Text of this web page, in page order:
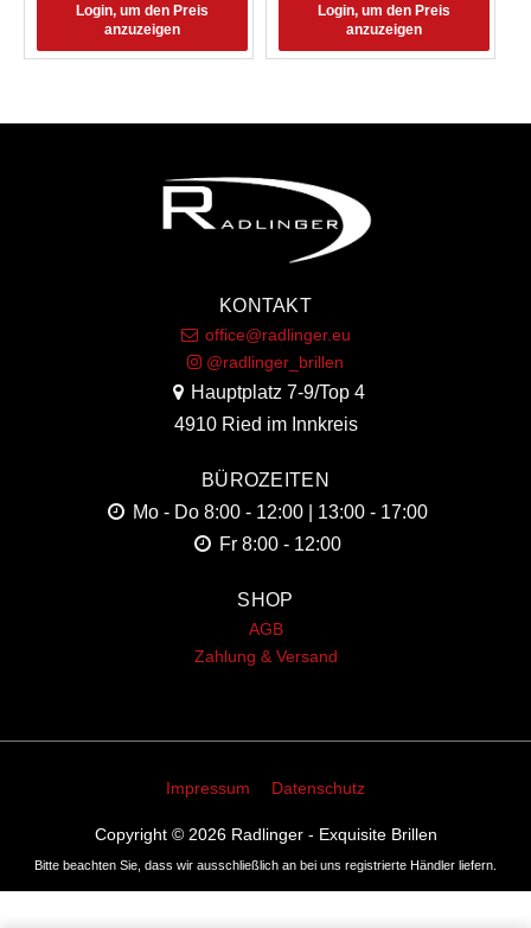
Login, um den Preis
anzuzeigen
Login, um den Preis
anzuzeigen
KONTAKT
office@radlinger.eu
@radlinger_brillen
Hauptplatz 7-9/Top 4
4910 Ried im Innkreis
BÜROZEITEN
Mo - Do 8:00 - 12:00 | 13:00 - 17:00
Fr 8:00 - 12:00
SHOP
AGB
Zahlung & Versand
Impressum Datenschutz
Copyright © 2026 Radlinger - Exquisite Brillen
Bitte beachten Sie, dass wir ausschließlich an bei uns registrierte Händler liefern.